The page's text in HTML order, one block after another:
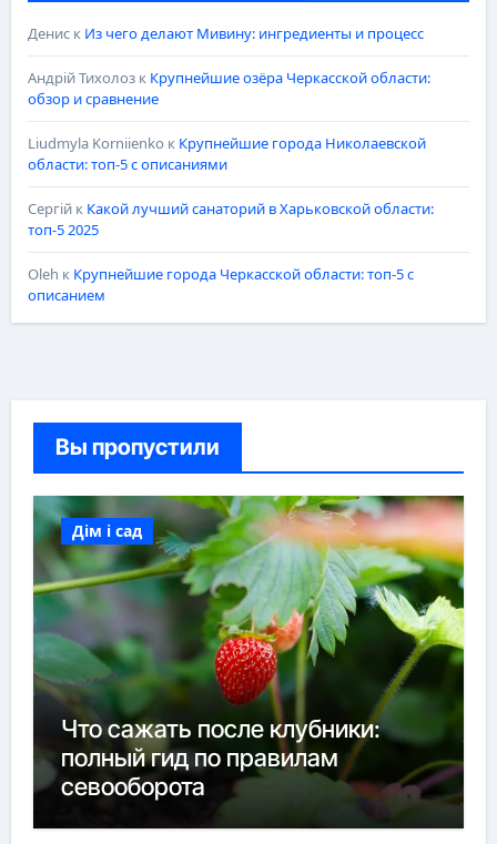
Дениск Из чего делают Мивину: ингредиенты и процесс
Андрій Тихолозк Крупнейшие озёра Черкасской области:
обзор и сравнение
Liudmyla Korniienko к Крупнейшие города Николаевской
области: топ-5 с описаниями
Сергійк Какой лучший санаторий в Харьковской области:
топ-5 2025
Oleh к Крупнейшие города Черкасской области: топ-5 с
описанием
Вы пропустили
Дім і сад
Что сажать после клубники:
полный гид по правилам
севооборота